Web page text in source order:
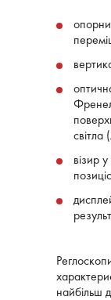
візир
найбільш